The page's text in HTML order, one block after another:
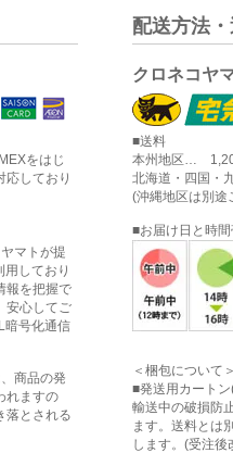
をはじ
応しており
マトが提
しており
報を把握で
安心してご
暗号化通信
商品の発
れますの
落とされる
配送方法
クロネコヤ
■送料
本州地区…
北海道・四国
(沖縄地区は別途
■お届け日と時
＜梱包について
■発送用カート
輸送中の破損防
ます。送料とは
します。(受注